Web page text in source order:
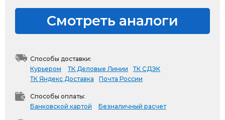
Смотреть аналоги
Способы доставки:
Курьером
ТК Деловые Линии
ТК СДЭК
ТК Яндекс Доставка
Почта России
Способы оплаты:
Банковской картой
Безналичный расчет